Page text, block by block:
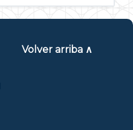
Volver arriba ∧